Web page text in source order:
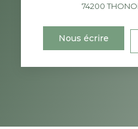
74200
Nous écrire